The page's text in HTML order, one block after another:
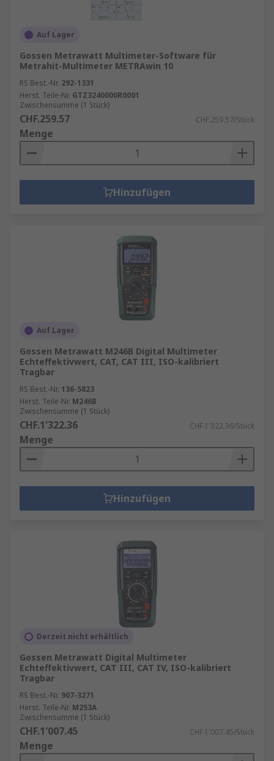
Auf Lager
Gossen Metrawatt Multimeter-Software für
Metrahit-Multimeter METRAwin 10
RS Best.-Nr. 292-1331
Herst. Teile-Nr. GTZ3240000R0001
Zwischensumme (1 Stück)
CHF.259.57 CHF.259.57/Stück
Menge
Hinzufügen
Auf Lager
Gossen Metrawatt M246B Digital Multimeter
Echteffektivwert, CAT, CAT III, ISO-kalibriert
Tragbar
RS Best.-Nr. 136-5823
Herst. Teile-Nr. M246B
Zwischensumme (1 Stück)
CHF.1'322.36 CHF.1'322.36/Stück
Menge
Hinzufügen
Derzeit nicht erhältlich
Gossen Metrawatt Digital Multimeter
Echteffektivwert, CAT III, CAT IV, ISO-kalibriert
Tragbar
RS Best.-Nr. 907-3271
Herst. Teile-Nr. M253A
Zwischensumme (1 Stück)
CHF.1'007.45 CHF.1'007.45/Stück
Menge